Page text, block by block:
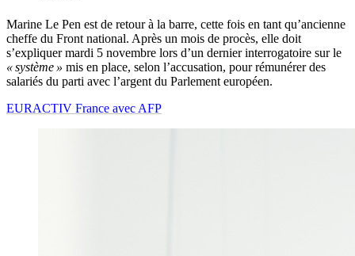
Marine Le Pen est de retour à la barre, cette fois en tant qu’ancienne
cheffe du Front national. Après un mois de procès, elle doit
s’expliquer mardi 5 novembre lors d’un dernier interrogatoire sur le
« système » mis en place, selon l’accusation, pour rémunérer des
salariés du parti avec l’argent du Parlement européen.
EURACTIV France avec AFP